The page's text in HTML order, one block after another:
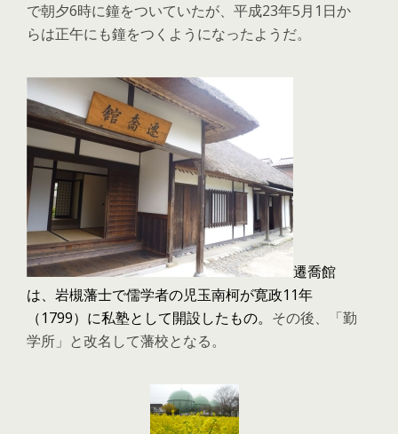
で朝夕6時に鐘をついていたが、平成23年5月1日か
らは正午にも鐘をつくようになったようだ。
遷喬館
は、岩槻藩士で儒学者の児玉南柯が寛政11年
（1799）に私塾として開設したもの。 その後、「勤
学所」と改名して藩校となる。